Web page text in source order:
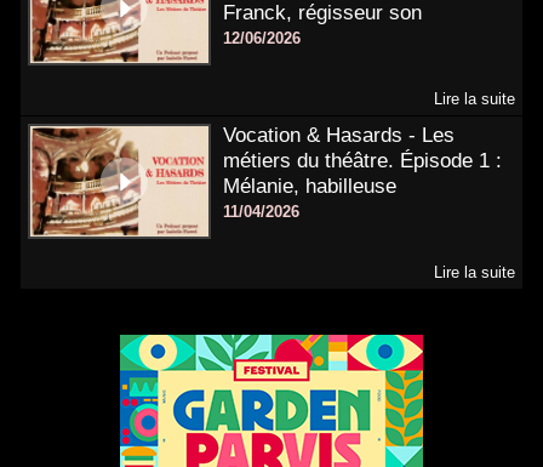
Franck, régisseur son
12/06/2026
Lire la suite
Vocation & Hasards - Les
métiers du théâtre. Épisode 1 :
Mélanie, habilleuse
11/04/2026
Lire la suite